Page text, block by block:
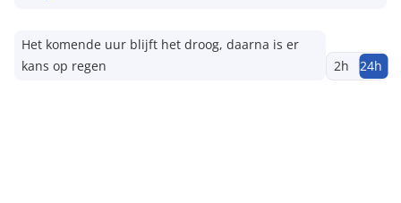
Het komende uur blijft het droog, daarna is er
kans op regen
2h 24h